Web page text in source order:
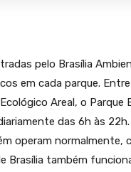
pelo Brasília
em cada parque.
Areal, o Parque
das 6h às
operam normalmente,
Brasília também